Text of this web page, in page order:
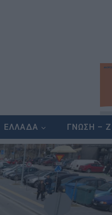
ΕΛΛΑΔΑ ΓΝΩΣΗ –